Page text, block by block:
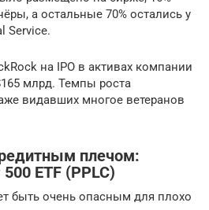
а остальные 70% остались у
Service.
на IPO в активах компании
млрд. Темпы роста
видавших многое ветеранов
плечом:
ETF (PPLC)
быть очень опасным для плохо